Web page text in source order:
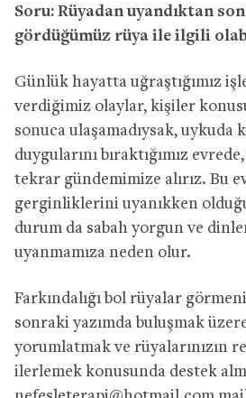
Soru: Rüyadan uyandıktan
gördüğümüz rüya ile ilgili
Günlük hayatta uğraştığımız
verdiğimiz olaylar, kişiler
sonuca ulaşamadıysak, uykuda
duygularını bıraktığımız
tekrar gündemimize alırız. Bu
gerginliklerini uyanıkken
durum da sabah yorgun ve
uyanmamıza neden olur.
Farkındalığı bol rüyalar
sonraki yazımda buluşmak
yorumlatmak ve rüyalarınızın
ilerlemek konusunda destek